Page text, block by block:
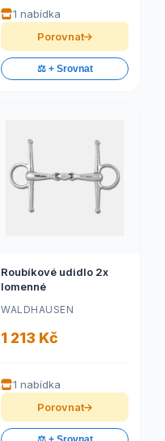
1 nabídka
Porovnat
⚖️ + Srovnat
Roubíkové udidlo 2x
lomenné
WALDHAUSEN
1 213 Kč
1 nabídka
Porovnat